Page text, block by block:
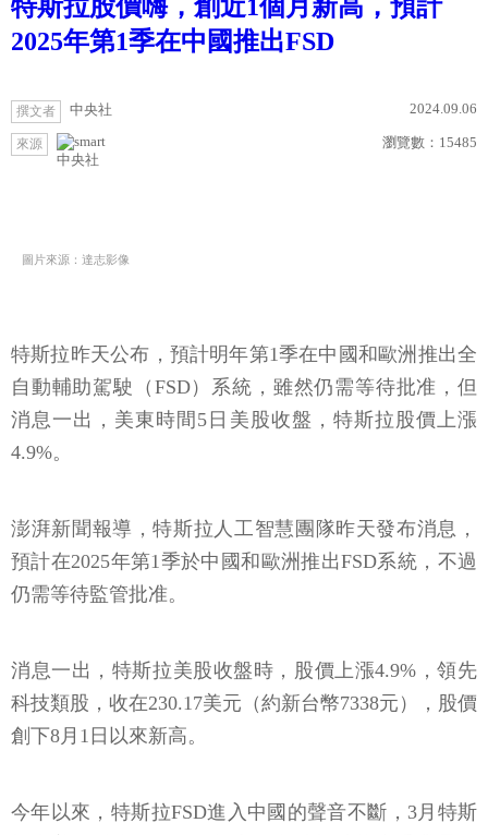
特斯拉股價嗨，創近1個月新高，預計
2025年第1季在中國推出FSD
撰文者 中央社 2024.09.06
來源
中央社
瀏覽數： 15485
圖片來源：達志影像
特斯拉昨天公布，預計明年第1季在中國和歐洲推出全
自動輔助駕駛（FSD）系統，雖然仍需等待批准，但
消息一出，美東時間5日美股收盤，特斯拉股價上漲
4.9%。
澎湃新聞報導，特斯拉人工智慧團隊昨天發布消息，
預計在2025年第1季於中國和歐洲推出FSD系統，不過
仍需等待監管批准。
消息一出，特斯拉美股收盤時，股價上漲4.9%，領先
科技類股，收在230.17美元（約新台幣7338元），股價
創下8月1日以來新高。
今年以來，特斯拉FSD進入中國的聲音不斷，3月特斯